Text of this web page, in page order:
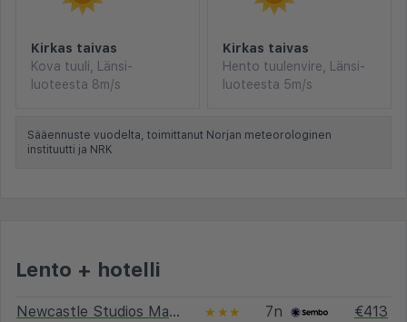
Kirkas taivas
Kova tuuli, Länsi-
luoteesta 8m/s
Kirkas taivas
Hento tuulenvire, Länsi-
luoteesta 5m/s
Sääennuste vuodelta, toimittanut Norjan meteorologinen
instituutti ja NRK
Lento + hotelli
Newcastle Studios Malia ★★★ 7n
€413